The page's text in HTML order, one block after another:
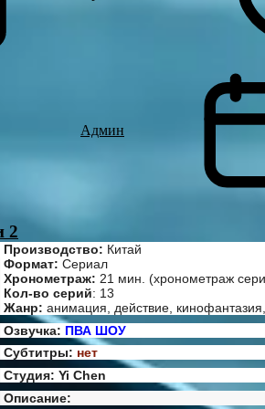
Админ
2
Производство: Китай
Формат: Сериал
Хронометраж: 21 мин. (хронометраж
Кол-во серий: 13
Жанр: анимация, действие,
Озвучка: ПВА ШОУ
Субтитры: нет
Студия: Yi Chen
Описание: